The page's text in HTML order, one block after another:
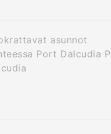
asunnot
Port Dalcudia